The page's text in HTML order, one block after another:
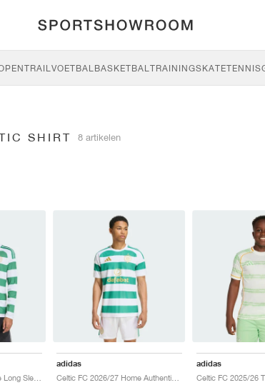
TRAILVOETBALBASKETBALTRAININGSKATETENNIS
SHIRT 8 artikelen
adidas
Celtic FC 2026/27 Home Authentic "White"
adidas
Celtic FC 2025/26